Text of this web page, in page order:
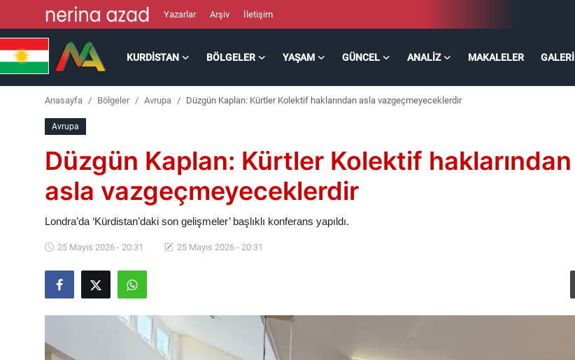
Yazarlar Arşiv İletişim
KURDISTAN BÖLGELER YAŞAM GÜNCEL ANALIZ MAKALELER GALERI
Makaleler
Yazarlar
Anasayfa Bölgeler Avrupa Düzgün Kaplan: Kürtler Kolektif haklarından asla vazgeçmeyeceklerdir
Avrupa
Düzgün Kaplan: Kürtler Kolektif haklarından
asla vazgeçmeyeceklerdir
Londra’da ‘Kürdistan’daki son gelişmeler’ başlıklı konferans yapıldı.
25 Mayıs 2026 - 20:31 25 Mayıs 2026 - 20:31